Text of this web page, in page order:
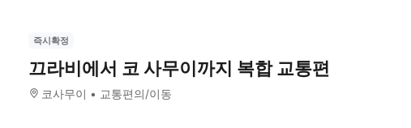
즉시확정
끄라비에서 코 사무이까지 복합 교통편
코사무이 교통편의/이동